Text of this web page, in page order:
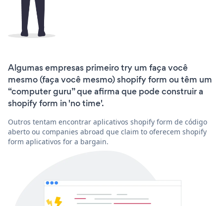
Algumas empresas primeiro try um faça você
mesmo (faça você mesmo) shopify form ou têm um
“computer guru” que afirma que pode construir a
shopify form in 'no time'.
Outros tentam encontrar aplicativos shopify form de código
aberto ou companies abroad que claim to oferecem shopify
form aplicativos for a bargain.